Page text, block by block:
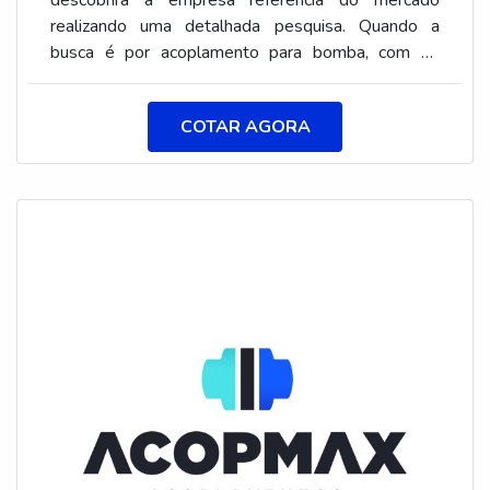
Acoplamentos é uma empresa inovadora no
segmento de acoplamentos mecânicos. O objetivo
é disponibilizar tudo que há de mais atual para
garantir a qualidade final para cada cliente.A
MELHOR EMPRESA NO SEGMENTOSomente na
Aciobras Acoplamentos tem a solução ideal para
acoplamentos mecânicos. É possível encontrar
itens variados com tecnologia de ponta, como
confiança de cada um. Tudo isso só é possível
através do investimento em equipamentos
modernos e profissionais experientes.A Aciobras
Acoplamentos é uma empresa que tem sido
apontada de forma positiva no segmento pela
seriedade e qualidade que fecha o ciclo de entrega
realizando uma detalhada pesquisa. Quando a
busca é por acoplamento para bomba, com os
profissionais da Aciobras Acoplamentos o cliente
pode contar com precisão e comprometimento com
o resultado final.MAIS SOBRE O ACOPLAMENTO
PARA BOMBAA Aciobras Acoplamentos canaliza
excelência e destaque em sua área de atuação. A
Aciobras Acoplamentos se mostra referência por
ter: Mais de 30 anos de experiência no ramo;
suficiente para atender todas as demandas; Sede
em localização privilegiada na cidade de São
COTAR AGORA